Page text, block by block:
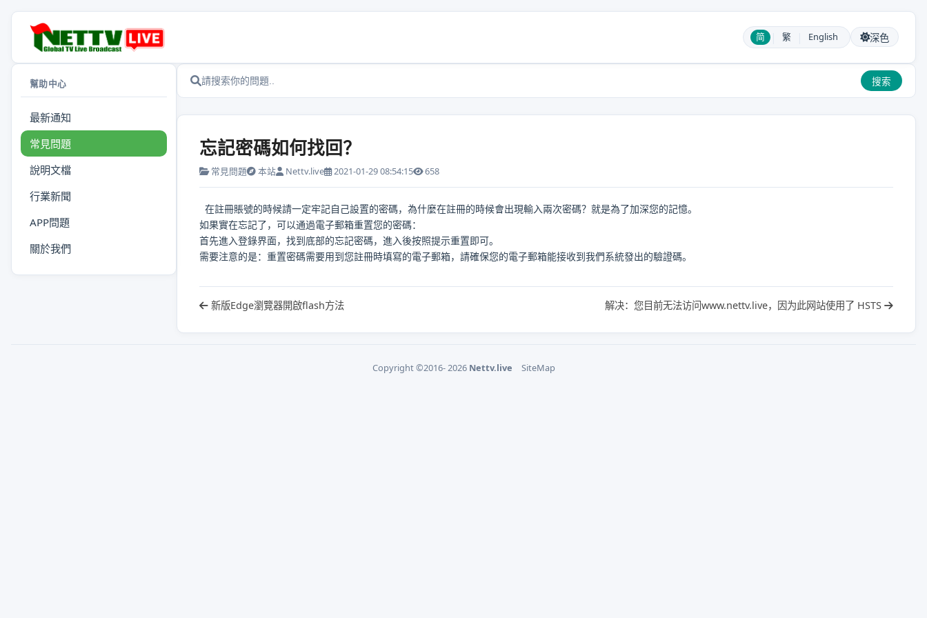
简 | 繁 English 深色
幫助中心
最新通知
常見問題
說明文檔
行業新聞
APP問題
關於我們
搜索
忘記密碼如何找回？
常見問題 本站 Nettv.live 2021-01-29 08:54:15 658
在註冊賬號的時候請一定牢記自己設置的密碼，為什麼在註冊的時候會出現輸入兩次密碼？就是為了加深您的記憶。
如果實在忘記了，可以通過電子郵箱重置您的密碼：
首先進入登錄界面，找到底部的忘記密碼，進入後按照提示重置即可。
需要注意的是：重置密碼需要用到您註冊時填寫的電子郵箱，請確保您的電子郵箱能接收到我們系統發出的驗證碼。
新版Edge瀏覽器開啟flash方法 解决：您目前无法访问www.nettv.live，因为此网站使用了 HSTS
Copyright ©2016- 2026 Nettv.live SiteMap